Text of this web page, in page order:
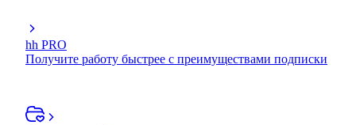
hh PRO
Получите работу быстрее с преимуществами подписки